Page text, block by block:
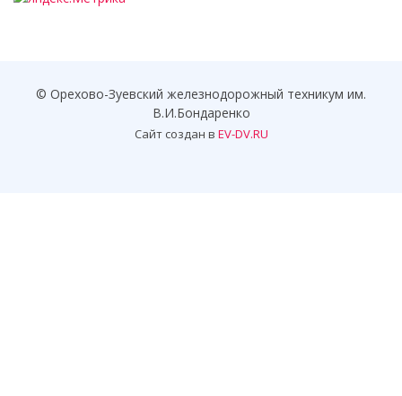
© Орехово-Зуевский железнодорожный техникум им.
В.И.Бондаренко
Сайт создан в EV-DV.RU